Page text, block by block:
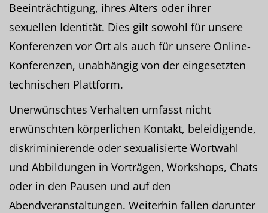
Beeinträchtigung, ihres Alters oder ihrer
sexuellen Identität. Dies gilt sowohl für unsere
Konferenzen vor Ort als auch für unsere Online-
Konferenzen, unabhängig von der eingesetzten
technischen Plattform.
Unerwünschtes Verhalten umfasst nicht
erwünschten körperlichen Kontakt, beleidigende,
diskriminierende oder sexualisierte Wortwahl
und Abbildungen in Vorträgen, Workshops, Chats
oder in den Pausen und auf den
Abendveranstaltungen. Weiterhin fallen darunter